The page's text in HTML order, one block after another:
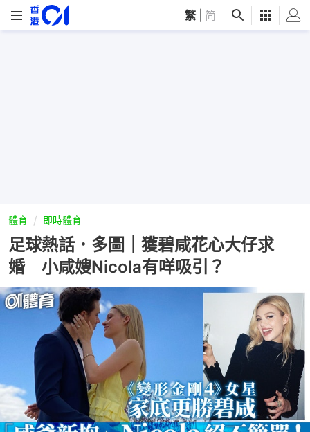
繁 简
體育 即時體育
足球熱話．多圖｜獲碧咸花心大仔求
婚 小咸嫂Nicola有咩吸引？